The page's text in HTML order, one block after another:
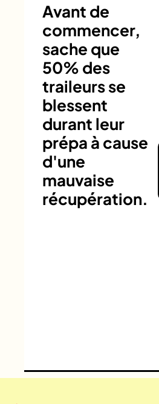
Avant de
commencer,
sache que
50% des
traileurs se
blessent
durant leur
prépa à cause
d'une
mauvaise
récupération.